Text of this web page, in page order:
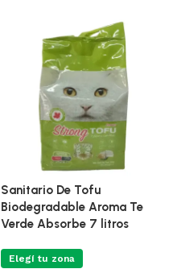
Sanitario De Tofu
Biodegradable Aroma Te
Verde Absorbe 7 litros
Elegí tu zona